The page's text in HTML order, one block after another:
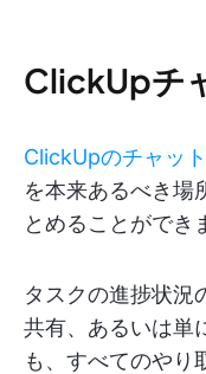
ClickUpチ
ClickUpのチャッ
を本来あるべき場
とめることができ
タスクの進捗状況
共有、あるいは単
も、すべてのやり